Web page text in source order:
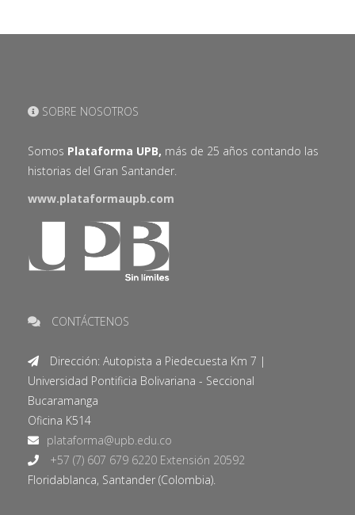
SOBRE NOSOTROS
Somos Plataforma UPB, más de 25 años contando las
historias del Gran Santander.
www.plataformaupb.com
CONTÁCTENOS
Dirección: Autopista a Piedecuesta Km 7 |
Universidad Pontificia Bolivariana - Seccional
Bucaramanga
Oficina K514
+57 (7) 607 679 6220 Extensión 20592
Floridablanca, Santander (Colombia).